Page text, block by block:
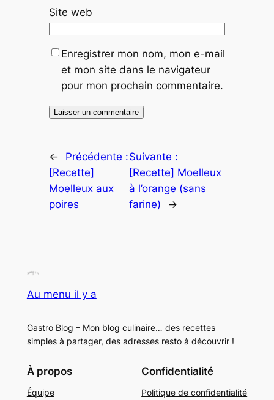
Site web
Enregistrer mon nom, mon e-mail
et mon site dans le navigateur
pour mon prochain commentaire.
←
Précédente :
[Recette]
Moelleux aux
poires
Suivante :
[Recette] Moelleux
à l’orange (sans
farine)
→
Au menu il y a
Gastro Blog – Mon blog culinaire… des recettes
simples à partager, des adresses resto à découvrir !
À propos
Équipe
Confidentialité
Politique de confidentialité